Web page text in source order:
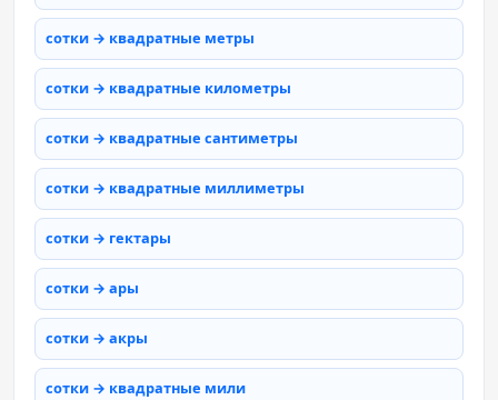
сотки → квадратные метры
сотки → квадратные километры
сотки → квадратные сантиметры
сотки → квадратные миллиметры
сотки → гектары
сотки → ары
сотки → акры
сотки → квадратные мили